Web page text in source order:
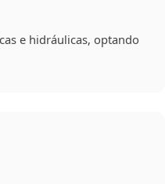
e hidráulicas, optando